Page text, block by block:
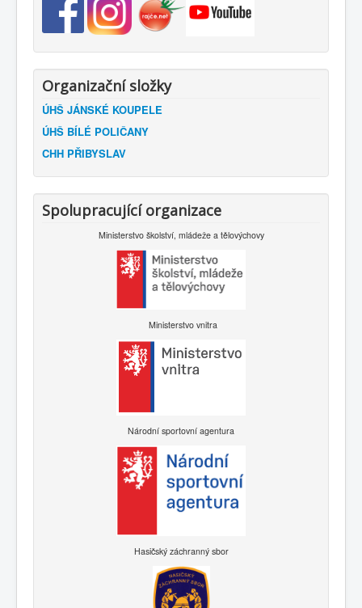
Organizační složky
ÚHŠ JÁNSKÉ KOUPELE
ÚHŠ BÍLÉ POLIČANY
CHH PŘIBYSLAV
Spolupracující organizace
Ministerstvo školství, mládeže a tělovýchovy
Ministerstvo vnitra
Národní sportovní agentura
Hasičský záchranný sbor